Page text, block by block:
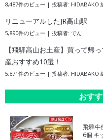
8,487件のビュー | 投稿者: HIDABAKO
リニューアルしたJR高山駅
5,890件のビュー | 投稿者: でん
【飛騨高山お土産】買って帰
産おすすめ10選！
5,871件のビュー | 投稿者: HIDABAKO
おす
飛騨牛
6個 キ